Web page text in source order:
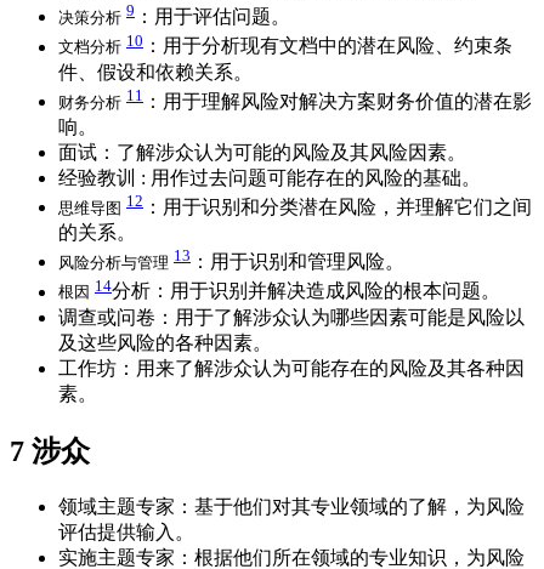
决策分析 9 ：用于评估问题。
文档分析 10 ：用于分析现有文档中的潜在风险、约束条
件、假设和依赖关系。
财务分析 11
：用于理解风险对解决方案财务价值的潜在影
响。
面试：了解涉众认为可能的风险及其风险因素。
经验教训 : 用作过去问题可能存在的风险的基础。
思维导图 12 ：用于识别和分类潜在风险，并理解它们之间
的关系。
风险分析与管理 13 ：用于识别和管理风险。
根因 14分析：用于识别并解决造成风险的根本问题。
调查或问卷：用于了解涉众认为哪些因素可能是风险以
及这些风险的各种因素。
工作坊：用来了解涉众认为可能存在的风险及其各种因
素。
7 涉众
领域主题专家：基于他们对其专业领域的了解，为风险
评估提供输入。
实施主题专家：根据他们所在领域的专业知识，为风险